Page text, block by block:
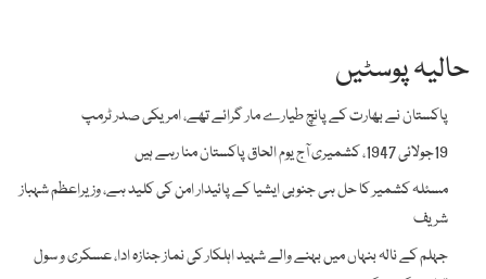
حالیہ پوسٹیں
پاکستان نے بھارت کے پانچ طیارے مار گرائے تھے، امریکی صدر ٹرمپ
19جولائی 1947، کشمیری آج یوم الحاق پاکستان منا رہے ہیں
مسئلہ کشمیر کا حل ہی جنوبی ایشیا کے پائیدار امن کی کلید ہے، وزیراعظم شہباز
شریف
جہلم کے نالہ بنہاں میں بہنے والے شہید اہلکار کی نماز جنازہ ادا، عسکری و سول